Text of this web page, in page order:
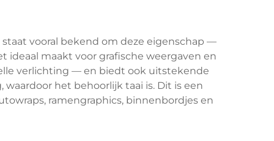
vooral bekend om deze eigenschap —
maakt voor grafische weergaven en
verlichting — en biedt ook uitstekende
het behoorlijk taai is. Dit is een
ramengraphics, binnenbordjes en